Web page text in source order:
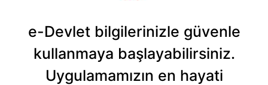
e-Devlet bilgilerinizle güvenle
kullanmaya başlayabilirsiniz.
Uygulamamızın en hayati